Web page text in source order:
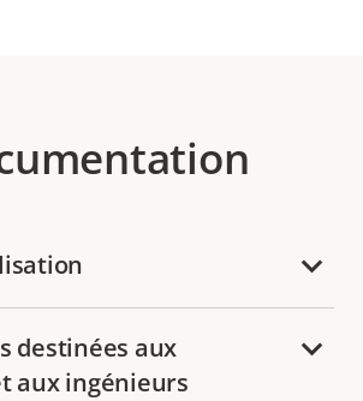
destinées aux
aux ingénieurs